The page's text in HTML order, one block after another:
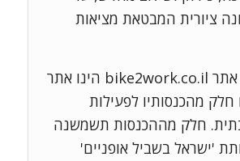
ציורית המבטאת מציאות
חשוב שתדעו: אתר bike2work.co.il הינו אתר
מהכנסותיו לפעילות
חלק מההכנסות תשמשנה
'ישראל בשביל אופניים'